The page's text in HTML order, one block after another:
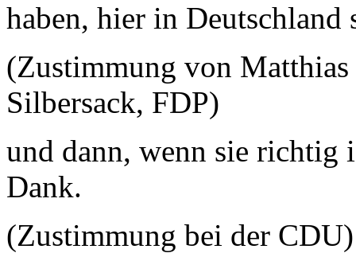
haben, hier in
(Zustimmung von
Silbersack, FDP)
und dann, wenn sie richtig
Dank.
(Zustimmung bei der CDU)